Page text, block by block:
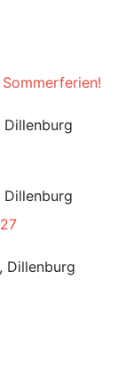
Dillenburg
Dillenburg
, Dillenburg